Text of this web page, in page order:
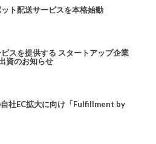
ト配送サービスを本格始動
スを提供する スタートアップ企業
資のお知らせ
社EC拡大に向け「Fulfillment by